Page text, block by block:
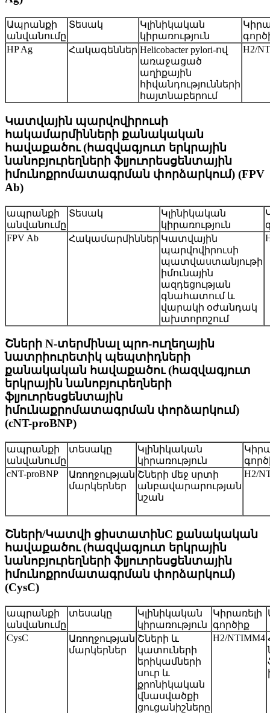
Ապրանքի
անվանումը
Տեսակ
Կլինիկական
կիրառություն
HP Ag
Հակագեններ Helicobacter pylori-ով
առաջացած
աղիքային
հիվանդությունների
հայտնաբերում
H2/
Կատվային պարվովիրուսի
հակամարմինների քանակական
հավաքածու (հազվագյուտ երկրային
նանոբյուրեղների ֆլյուորեսցենտային
իմունոքրոմատագրման փորձարկում) (FPV
Ab)
ապրանքի
անվանումը
Տեսակ
Կլինիկական
կիրառություն
FPV Ab
Հակամարմիններ Կատվային
պարվովիրուսի
պատվաստանյութի
իմունային
ազդեցության
գնահատում և
վարակի օժանդակ
ախտորոշում
Շների N-տերմինալ պրո-ուղեղային
նատրիուրետիկ պեպտիդների
քանակական հավաքածու (հազվագյուտ
երկրային նանոբյուրեղների
ֆլյուորեսցենտային
իմունաքրոմատագրման փորձարկում)
(cNT-proBNP)
ապրանքի
անվանումը
տեսակը
Կլինիկական
կիրառություն
cNT-proBNP
Առողջության
մարկերներ
Շների մեջ սրտի
անբավարարության
նշան
H2/
Շների/Կատվի ցիստատինC քանակական
հավաքածու (հազվագյուտ երկրային
նանոբյուրեղների ֆլյուորեսցենտային
իմունոքրոմատագրման փորձարկում)
(CysC)
ապրանքի
անվանումը
տեսակը
Կլինիկական
կիրառություն
Կիրառելի
գործիք
CysC
Առողջության
մարկերներ
Շների և
կատուների
երիկամների
սուր և
քրոնիկական
վնասվածքի
ցուցանիշները
H2/NTIMM4